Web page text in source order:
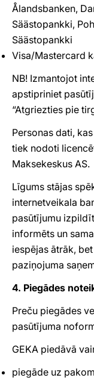
Ålandsbanken,
Säästopankki,
Säästopankki
Visa/Mastercard
NB! Izmantojot
apstipriniet
“Atgriezties pie
Personas dati,
tiek nodoti
Maksekeskus AS.
Līgums stājas
internetveikala
pasūtījumu
informēts un
iespējas ātrāk,
paziņojuma
4. Piegādes
Preču piegādes
pasūtījuma
GEKA piedāvā
piegāde uz